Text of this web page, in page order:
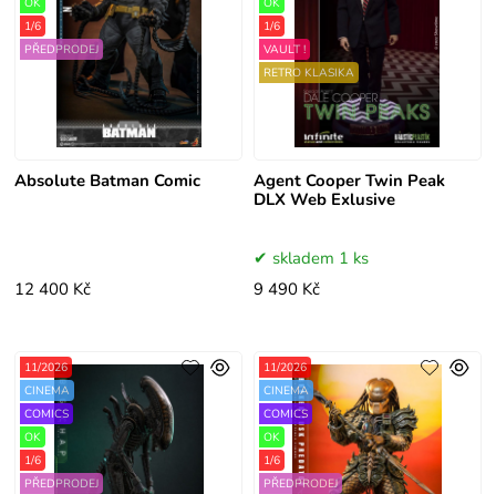
Absolute Batman Comic
1/6
PŘEDPRODEJ
12 400 Kč
Agent Cooper Twin Peak
DLX Web Exlusive
1/6
VAULT !
RETRO KLASIKA
skladem 1 ks
9 490 Kč
11/2026
CINEMA
COMICS
OK
1/6
PŘEDPRODEJ
11/2026
CINEMA
COMICS
OK
1/6
PŘEDPRODEJ